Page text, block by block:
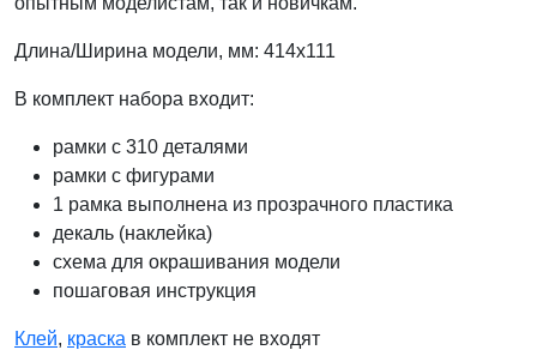
Длина/Ширина модели, мм: 414x111
В комплект набора входит:
рамки с 310 деталями
рамки с фигурами
1 рамка выполнена из прозрачного пластика
декаль (наклейка)
схема для окрашивания модели
пошаговая инструкция
Клей, краска в комплект не входят